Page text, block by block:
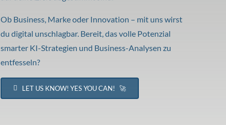
Ob Business, Marke oder Innovation – mit uns wirst
du digital unschlagbar. Bereit, das volle Potenzial
smarter KI-Strategien und Business-Analysen zu
entfesseln?
LET US KNOW! YES YOU CAN! 🚀